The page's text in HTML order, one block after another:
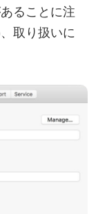
ることに注
取り扱いに